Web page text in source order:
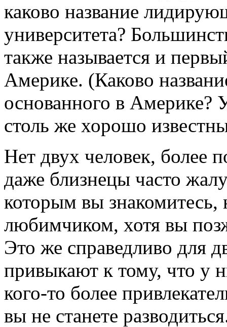
каково название
университета?
также называется и
Америке. (Каково
основанного в Америке?
столь же хорошо
Нет двух человек, более
даже близнецы часто
которым вы знакомитесь,
любимчиком, хотя вы
Это же справедливо для
привыкают к тому, что у
кого-то более
вы не станете